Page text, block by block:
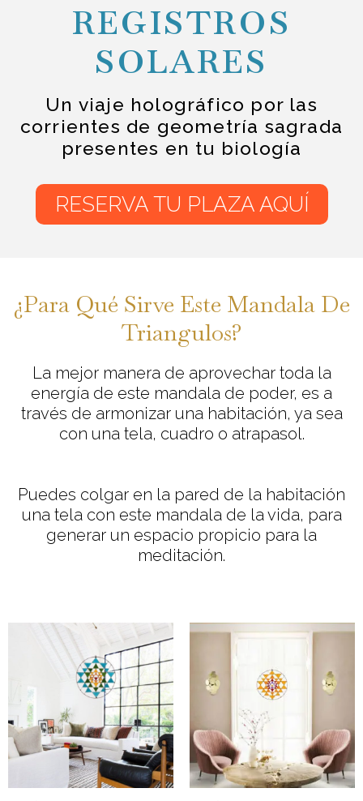
REGISTROS
SOLARES
Un viaje holográfico por las
corrientes de geometría sagrada
presentes en tu biología
RESERVA TU PLAZA AQUÍ
¿Para Qué Sirve Este Mandala De
Triangulos?
La mejor manera de aprovechar toda la
energía de este mandala de poder, es a
través de armonizar una habitación, ya sea
con una tela, cuadro o atrapasol.
Puedes colgar en la pared de la habitación
una tela con este mandala de la vida, para
generar un espacio propicio para la
meditación.